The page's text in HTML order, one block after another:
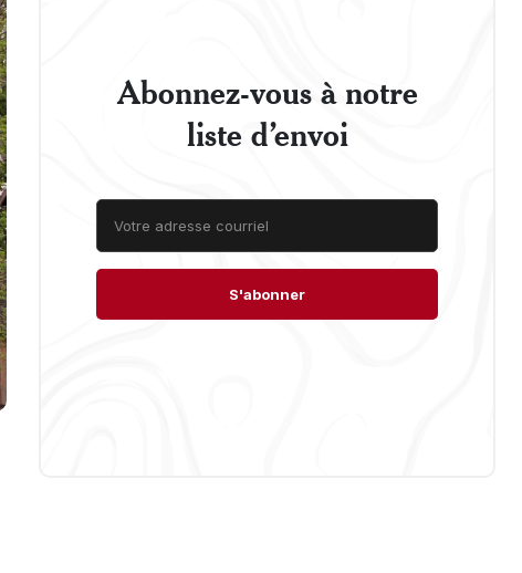
Abonnez-vous à notre
liste d’envoi